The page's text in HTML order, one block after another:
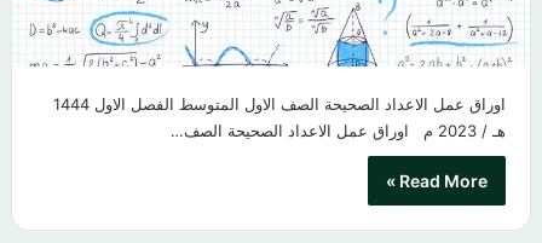
اوراق عمل الاعداد الصحيحة الصف الاول المتوسط الفصل الاول 1444
هـ / 2023 م​ اوراق عمل الاعداد الصحيحة الصف…
Read More »